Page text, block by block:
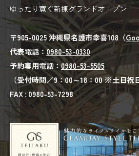
ゆったり寛ぐ新棟グランドオープン
〒905-0025 沖縄県名護市幸喜108（
代表電話：0980-53-0330
予約専用電話：0980-53-5505
（受付時間／9：00～18：00 ※土日祝
FAX : 0980-53-7298